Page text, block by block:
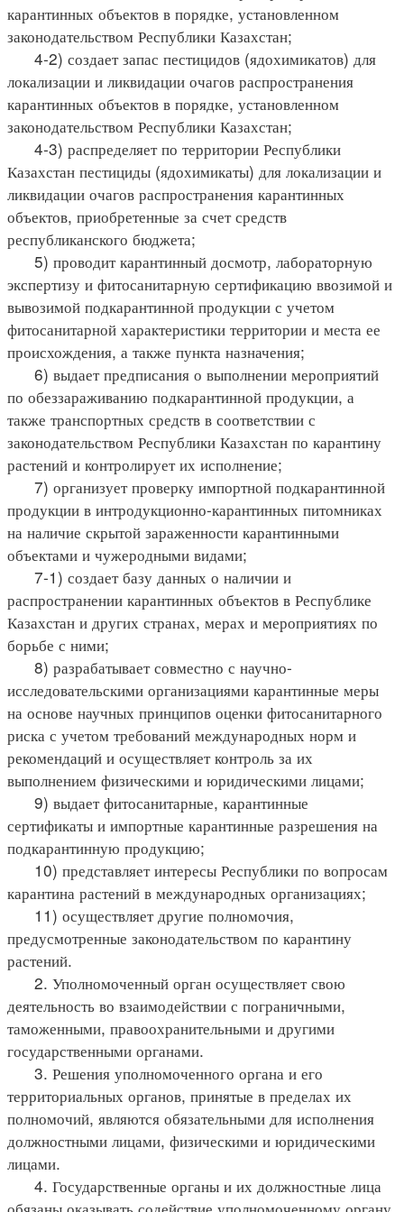
карантинных объектов в порядке, установленном
законодательством Республики Казахстан;
4-2) создает запас пестицидов (ядохимикатов) для
локализации и ликвидации очагов распространения
карантинных объектов в порядке, установленном
законодательством Республики Казахстан;
4-3) распределяет по территории Республики
Казахстан пестициды (ядохимикаты) для локализации и
ликвидации очагов распространения карантинных
объектов, приобретенные за счет средств
республиканского бюджета;
5) проводит карантинный досмотр, лабораторную
экспертизу и фитосанитарную сертификацию ввозимой и
вывозимой подкарантинной продукции с учетом
фитосанитарной характеристики территории и места ее
происхождения, а также пункта назначения;
6) выдает предписания о выполнении мероприятий
по обеззараживанию подкарантинной продукции, а
также транспортных средств в соответствии с
законодательством Республики Казахстан по карантину
растений и контролирует их исполнение;
7) организует проверку импортной подкарантинной
продукции в интродукционно-карантинных питомниках
на наличие скрытой зараженности карантинными
объектами и чужеродными видами;
7-1) создает базу данных о наличии и
распространении карантинных объектов в Республике
Казахстан и других странах, мерах и мероприятиях по
борьбе с ними;
8) разрабатывает совместно с научно-
исследовательскими организациями карантинные меры
на основе научных принципов оценки фитосанитарного
риска с учетом требований международных норм и
рекомендаций и осуществляет контроль за их
выполнением физическими и юридическими лицами;
9) выдает фитосанитарные, карантинные
сертификаты и импортные карантинные разрешения на
подкарантинную продукцию;
10) представляет интересы Республики по вопросам
карантина растений в международных организациях;
11) осуществляет другие полномочия,
предусмотренные законодательством по карантину
растений.
2. Уполномоченный орган осуществляет свою
деятельность во взаимодействии с пограничными,
таможенными, правоохранительными и другими
государственными органами.
3. Решения уполномоченного органа и его
территориальных органов, принятые в пределах их
полномочий, являются обязательными для исполнения
должностными лицами, физическими и юридическими
лицами.
4. Государственные органы и их должностные лица